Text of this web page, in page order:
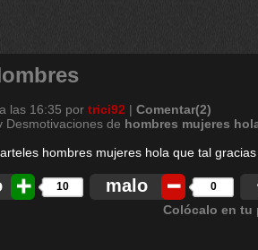
las 16:35 por trici92 | Comentar(2)
Desmotivaciones de hombres mujeres
10 malo 0
Colócalo en tu